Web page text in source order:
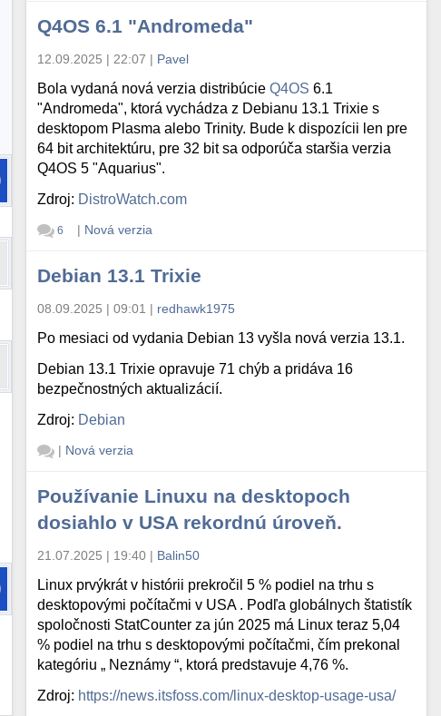
Q4OS 6.1 "Andromeda"
12.09.2025 | 22:07 | Pavel
Bola vydaná nová verzia distribúcieQ4OS 6.1
"Andromeda", ktorá vychádza z Debianu 13.1 Trixie s
desktopom Plasma alebo Trinity. Bude k dispozícii len pre
64 bit architektúru, pre 32 bit sa odporúča staršia verzia
Q4OS 5 "Aquarius".
Zdroj: DistroWatch.com
6 | Nová verzia
Debian 13.1 Trixie
08.09.2025 | 09:01 | redhawk1975
Po mesiaci od vydania Debian 13 vyšla nová verzia 13.1.
Debian 13.1 Trixie opravuje 71 chýb a pridáva 16
bezpečnostných aktualizácií.
Zdroj: Debian
| Nová verzia
Používanie Linuxu na desktopoch
dosiahlo v USA rekordnú úroveň.
21.07.2025 | 19:40 | Balin50
Linux prvýkrát v histórii prekročil 5 % podiel na trhu s
desktopovými počítačmi v USA . Podľa globálnych štatistík
spoločnosti StatCounter za jún 2025 má Linux teraz 5,04
% podiel na trhu s desktopovými počítačmi, čím prekonal
kategóriu „ Neznámy “, ktorá predstavuje 4,76 %.
Zdroj: https://news.itsfoss.com/linux-desktop-usage-usa/